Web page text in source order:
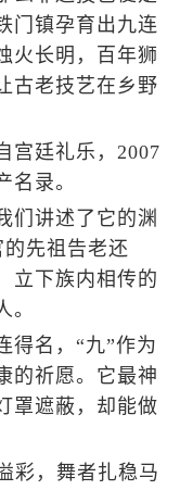
门镇孕育出九连
火长明，百年狮
古老技艺在乡野
廷礼乐，2007
名录。
讲述了它的渊
先祖告老还
立下族内相传的
。
名，“九”作为
的祈愿。它最神
罩遮蔽，却能做
，舞者扎稳马